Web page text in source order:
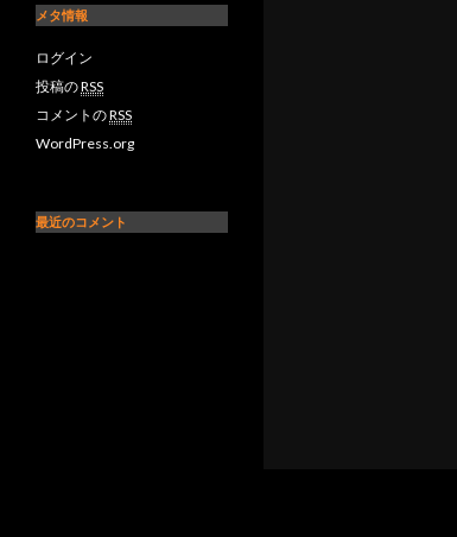
メタ情報
ログイン
投稿のRSS
コメントのRSS
WordPress.org
最近のコメント